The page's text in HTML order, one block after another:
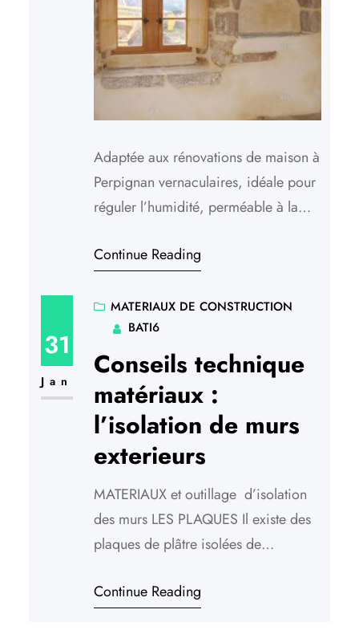
Adaptée aux rénovations de maison à
Perpignan vernaculaires, idéale pour
réguler l’humidité, perméable à la
œuvre mais aussi parfois isolante, la
d’émules et ce n’est pas pour nous
déplaire. L’auteure, bricoleuse avertie
et surtout formatrice et spécialiste de
la chaux nous…
Continue Reading
31
Jan
MATERIAUX DE CONSTRUCTION
BATI6
Conseils technique
matériaux :
l’isolation de murs
exterieurs
MATERIAUX et outillage d’isolation
des murs LES PLAQUES Il existe des
plaques de plâtre isolées de
mm. d’isolant collé sur une plaque de
Continue Reading